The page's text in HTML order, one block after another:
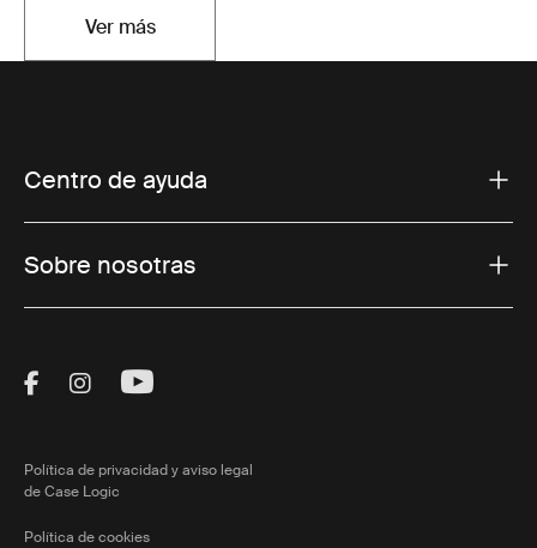
Ver másSe abre en una nueva pestaña
Centro de ayuda
Sobre nosotras
Visit Thule on Facebook (external link)
Visit Thule on Instagram (external link)
Visit Thule on Youtube (external
Política de privacidad y aviso legal
de Case Logic
Política de cookies